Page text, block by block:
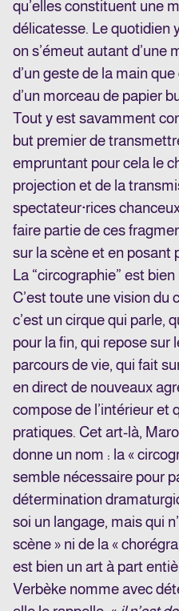
qu’elles constituent une
délicatesse. Le quotidien
on s’émeut autant d’une
d’un geste de la main
d’un morceau de papier
Tout y est savamment
but premier de
empruntant pour cela le
projection et de la
spectateur·rices
faire partie de ces
sur la scène et en posant
La “circographie” est
C’est toute une vision du
c’est un cirque qui parle,
pour la fin, qui repose sur
parcours de vie, qui fait
en direct de nouveaux
compose de l’intérieur et
pratiques. Cet art-là,
donne un nom : la «
semble nécessaire pour
détermination
soi un langage, mais qui
scène » ni de la «
est bien un art à part
Verbèke nomme avec